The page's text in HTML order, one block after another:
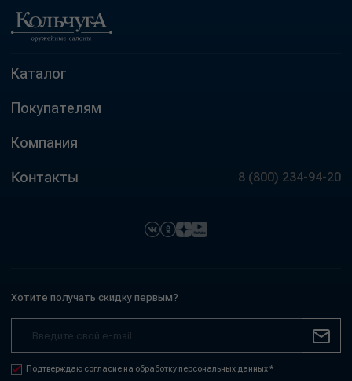
Каталог
Покупателям
Компания
Контакты 8 (800) 234-94-20
Хотите получать скидку первым?
Подтверждаю согласие на обработку персональных данных *